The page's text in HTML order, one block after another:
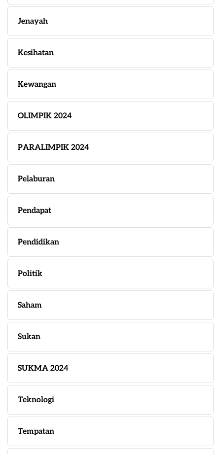
Jenayah
Kesihatan
Kewangan
OLIMPIK 2024
PARALIMPIK 2024
Pelaburan
Pendapat
Pendidikan
Politik
Saham
Sukan
SUKMA 2024
Teknologi
Tempatan